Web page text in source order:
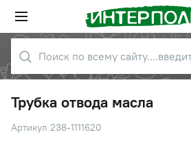
Трубка отвода масла
Артикул 238-1111620